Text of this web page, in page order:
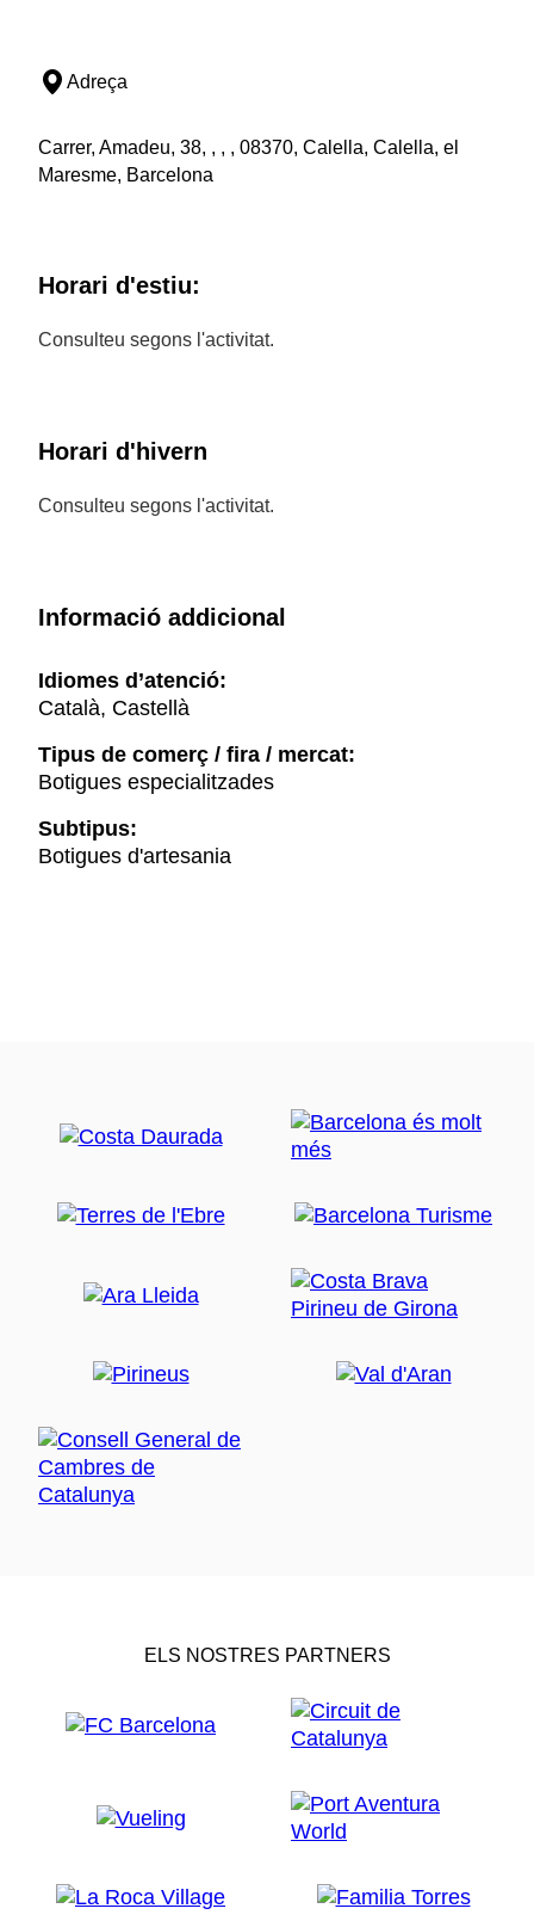
Adreça
Carrer, Amadeu, 38, , , , 08370, Calella, Calella, el
Maresme, Barcelona
Horari d'estiu:
Consulteu segons l'activitat.
Horari d'hivern
Consulteu segons l'activitat.
Informació addicional
Idiomes d’atenció:
Català, Castellà
Tipus de comerç / fira / mercat:
Botigues especialitzades
Subtipus:
Botigues d'artesania
ELS NOSTRES PARTNERS